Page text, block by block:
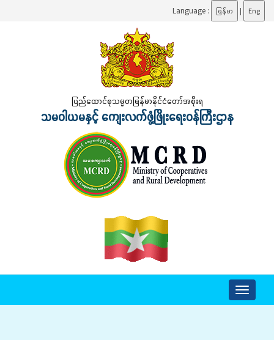
Language : မြန်မာ | Eng
ပြည်ထောင်စုသမ္မတမြန်မာနိုင်ငံတော်အစိုးရ
သမဝါယမနှင့် ကျေးလက်ဖွံ့ဖြိုးရေးဝန်ကြီးဌာန
Toggle